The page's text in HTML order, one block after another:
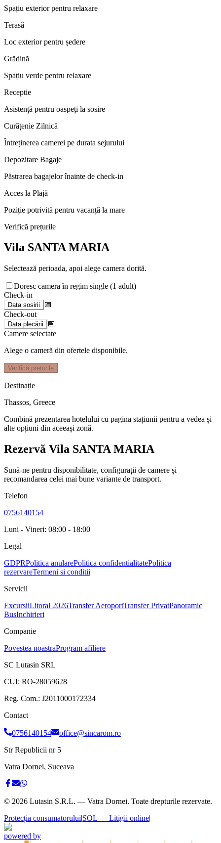
Spațiu exterior pentru relaxare
Terasă
Loc exterior pentru ședere
Grădină
Spațiu verde pentru relaxare
Receptie
Asistență pentru oaspeți la sosire
Curățenie Zilnică
Întreținerea camerei pe durata sejurului
Depozitare Bagaje
Păstrarea bagajelor înainte de check-in
Acces la Plajă
Poziție potrivită pentru vacanță la mare
Verifică prețurile
Vila SANTA MARIA
Selectează perioada, apoi alege camera dorită.
Doresc camera în regim single (1 adult)
Check-in
Data sosirii
📅
Check-out
Data plecării
📅
Camere selectate
Alege o cameră din ofertele disponibile.
Verifică prețurile
Destinație
Thassos, Greece
Combină prezentarea hotelului cu pagina stațiunii pentru a vedea și
alte opțiuni din aceeași zonă.
Rezervă Vila SANTA MARIA
Sună-ne pentru disponibilitate, configurații de camere și
recomandarea celei mai bune variante de transport.
Telefon
0756140154
Luni - Vineri: 08:00 - 18:00
Legal
GDPRPolitica anularePolitica confidentialitatePolitica
rezervareTermeni si conditii
Servicii
ExcursiiLitoral 2026Transfer AeroportTransfer PrivatPanoramic
BusInchirieri
Companie
Povestea noastraProgram afiliere
SC Lutasin SRL
CUI: RO-28059628
Reg. Com.: J2011000172334
Contact
0756140154
office@sincarom.ro
Str Republicii nr 5
Vatra Dornei, Suceava
© 2026 Lutasin S.R.L. — Vatra Dornei. Toate drepturile rezervate.
Protecția consumatorului|SOL — Litigii online|
powered by